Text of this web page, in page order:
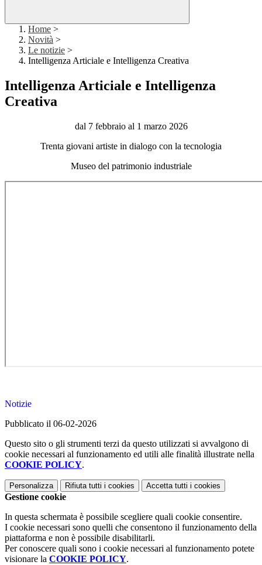
Home >
Novità >
Le notizie >
Intelligenza Articiale e Intelligenza Creativa
Intelligenza Articiale e Intelligenza
Creativa
dal 7 febbraio al 1 marzo 2026
Trenta giovani artiste in dialogo con la tecnologia
Museo del patrimonio industriale
Notizie
Pubblicato il 06-02-2026
Questo sito o gli strumenti terzi da questo utilizzati si avvalgono di
cookie necessari al funzionamento ed utili alle finalità illustrate nella
COOKIE POLICY.
Personalizza Rifiuta tutti i cookies Accetta tutti i cookies
Gestione cookie
In questa schermata è possibile scegliere quali cookie consentire.
I cookie necessari sono quelli che consentono il funzionamento della
piattaforma e non è possibile disabilitarli.
Per conoscere quali sono i cookie necessari al funzionamento potete
visionare la COOKIE POLICY.